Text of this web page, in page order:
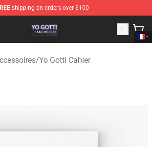
shipping on orders over $100
- Official Yo Gotti Merchandise Store
/Yo Gotti Cahier